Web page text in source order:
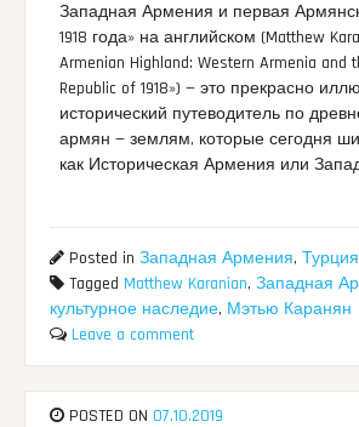
Западная Армения и первая
1918 года» на английском (Matthew
Armenian Highland: Western Armenia and
Republic of 1918») — это прекрасно
исторический путеводитель по
армян — землям, которые сегодня
как Историческая Армения или
Posted inЗападная Армения,Турция
Tagged Matthew Karanian,Западная
культурное наследие, Мэтью Каранян
Leave a comment
POSTED ON 07.10.2019